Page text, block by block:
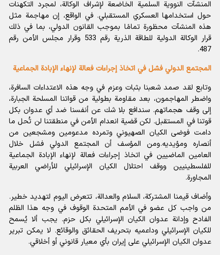
المنشآت النووية السلمية الخاضعة لإشراف الوكالة، لمجرد التكهنات
حول استخدامها العسكري المستقبلي. في الواقع، إن مهاجمة مثل
هذه المنشآت محظورة تمامًا بموجب القانون الدولي، بما في ذلك
قرار الوكالة الدولية للطاقة الذرية رقم 533 وقرار مجلس الأمن رقم
487.
المجتمع الدولي فشل في اتخاذ إجراءات فعالة لإنهاء الإبادة الجماعية
وتابع لقد صمد شعبنا بثبات وعزم في وجه هذه الاعتداءات السافرة،
واضطر المهاجمون، بعد مقاومة بطولية من قواتنا المسلحة الجبارة،
إلى وقف هجماتهم. سندافع بلا شك عن أنفسنا ضد أي عدوان بكل
قوتنا في المستقبل. لكن قضية انعدام الأمن في منطقتنا لن تُحل ما
دامت فوضى الکیان الصهيوني وتمرده مدعومين ومشجعين من
أنصاره ومؤيديه.ومن المؤسف أن المجتمع الدولي فشل خلال
العامين الماضيين في اتخاذ إجراءات فعالة لإنهاء الإبادة الجماعية
للفلسطينيين ووقف احتلال الکیان الإسرائيلي للأراضي العربية
المجاورة.
وأضاف قيمنا المشتركة، السلام والعدالة، تتعرض اليوم لتهديد خطير.
من واجب كل عضو في الأمم المتحدة الوقوف في وجه هذا الظلم
الفادح وإدانة عدوان الکیان الإسرائيلي بكل حزم. يجب ألا يُسمح
للکیان الإسرائيلي وداعميه بتحريف الحقائق والوقائع. لا يمكن تبرير
عدوان الکیان الإسرائيلي على إيران بأي معيار قانوني أو أخلاقي.